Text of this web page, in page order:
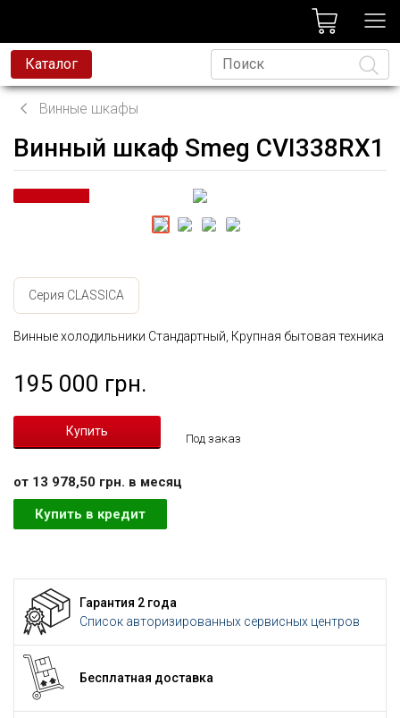
Каталог
Язык
Винные шкафы
Винный шкаф Smeg CVI338RX1
Серия CLASSICA
Винные холодильники Стандартный, Крупная бытовая техника
195 000 грн.
Под заказ
от 13 978,50 грн. в месяц
Купить в кредит
Гарантия 2 года
Список авторизированных сервисных центров
Бесплатная доставка